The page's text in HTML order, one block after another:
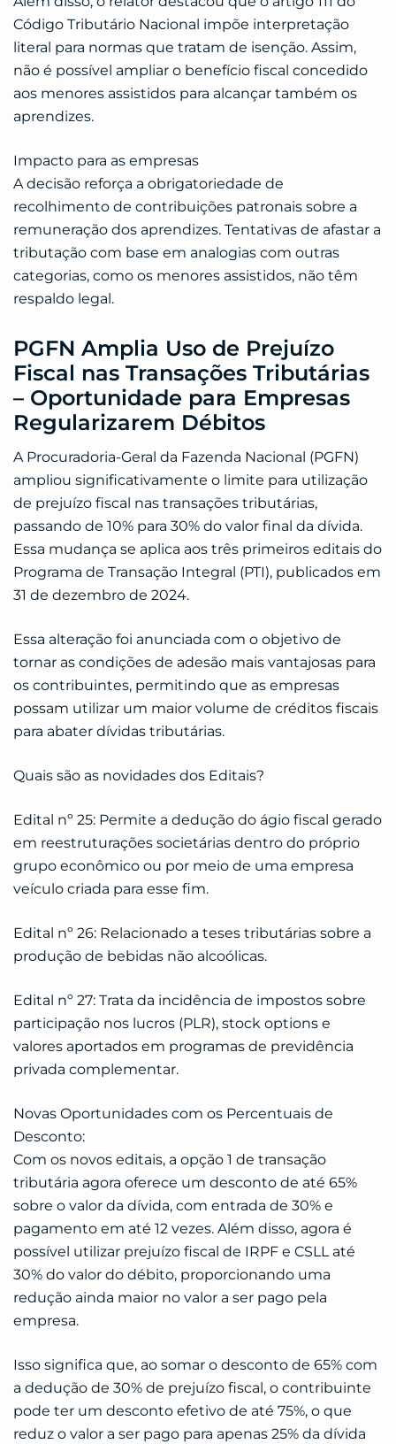
Código Tributário Nacional impõe interpretação
literal para normas que tratam de isenção. Assim,
não é possível ampliar o benefício fiscal concedido
aos menores assistidos para alcançar também os
aprendizes.
Impacto para as empresas
A decisão reforça a obrigatoriedade de
recolhimento de contribuições patronais sobre a
remuneração dos aprendizes. Tentativas de afastar a
tributação com base em analogias com outras
categorias, como os menores assistidos, não têm
respaldo legal.
PGFN Amplia Uso de Prejuízo
Fiscal nas Transações Tributárias
– Oportunidade para Empresas
Regularizarem Débitos
A Procuradoria-Geral da Fazenda Nacional (PGFN)
ampliou significativamente o limite para utilização
de prejuízo fiscal nas transações tributárias,
passando de 10% para 30% do valor final da dívida.
Essa mudança se aplica aos três primeiros editais do
Programa de Transação Integral (PTI), publicados em
31 de dezembro de 2024.
Essa alteração foi anunciada com o objetivo de
tornar as condições de adesão mais vantajosas para
os contribuintes, permitindo que as empresas
possam utilizar um maior volume de créditos fiscais
para abater dívidas tributárias.
Quais são as novidades dos Editais?
Edital nº 25: Permite a dedução do ágio fiscal gerado
em reestruturações societárias dentro do próprio
grupo econômico ou por meio de uma empresa
veículo criada para esse fim.
Edital nº 26: Relacionado a teses tributárias sobre a
produção de bebidas não alcoólicas.
Edital nº 27: Trata da incidência de impostos sobre
participação nos lucros (PLR), stock options e
valores aportados em programas de previdência
privada complementar.
Novas Oportunidades com os Percentuais de
Desconto:
Com os novos editais, a opção 1 de transação
tributária agora oferece um desconto de até 65%
sobre o valor da dívida, com entrada de 30% e
pagamento em até 12 vezes. Além disso, agora é
possível utilizar prejuízo fiscal de IRPF e CSLL até
30% do valor do débito, proporcionando uma
redução ainda maior no valor a ser pago pela
empresa.
Isso significa que, ao somar o desconto de 65% com
a dedução de 30% de prejuízo fiscal, o contribuinte
pode ter um desconto efetivo de até 75%, o que
reduz o valor a ser pago para apenas 25% da dívida